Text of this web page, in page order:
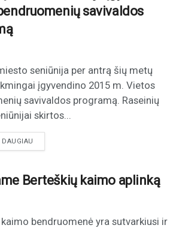
savivaldos
seniūnija per antrą šių metų
įgyvendino 2015 m. Vietos
savivaldos programą. Raseinių
skirtos...
Berteškių kaimo aplinką
bendruomenė yra sutvarkiusi ir